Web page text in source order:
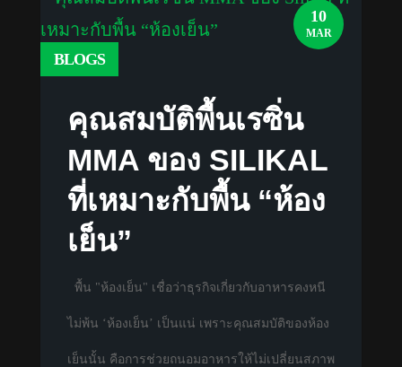
คุณสมบัติพื้นเรซิ่น
MMA ของ SILIKAL
ที่เหมาะกับพื้น “ห้อง
เย็น”
BLOGS
พื้น "ห้องเย็น" เชื่อว่าธุรกิจเกี่ยวกับอาหารคงหนี
ไม่พ้น ‘ห้องเย็น’ เป็นแน่ เพราะคุณสมบัติของห้อง
เย็นนั้น คือการช่วยถนอมอาหารให้ไม่เปลี่ยนสภาพ
10
MAR